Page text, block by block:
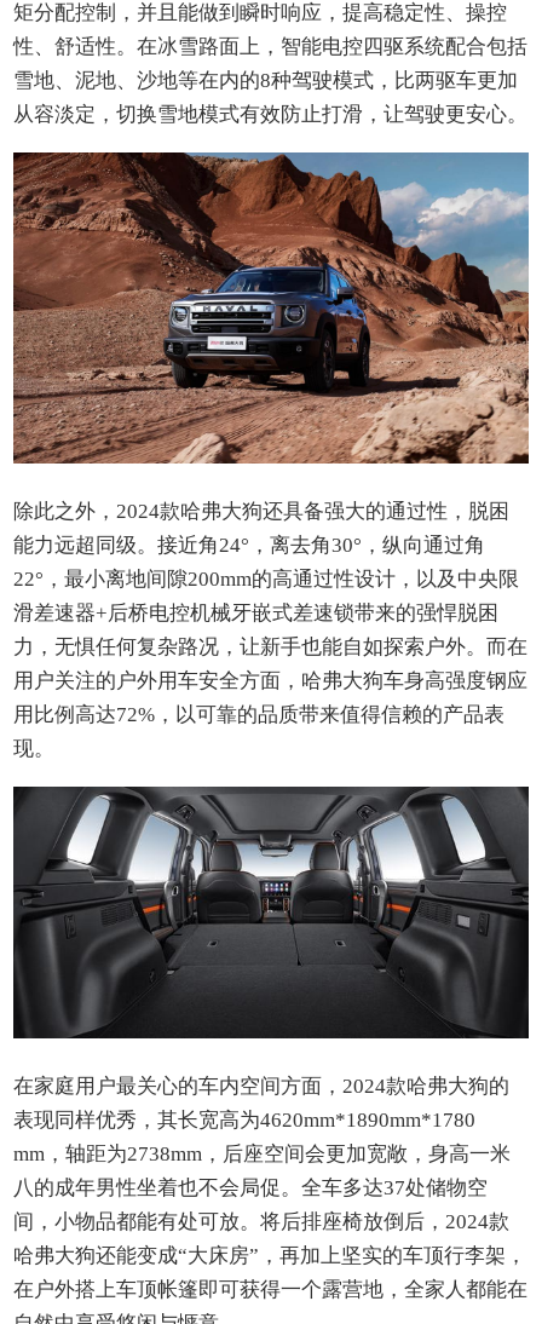
矩分配控制，并且能做到瞬时响应，提高稳定性、操控
性、舒适性。在冰雪路面上，智能电控四驱系统配合包括
雪地、泥地、沙地等在内的8种驾驶模式，比两驱车更加
从容淡定，切换雪地模式有效防止打滑，让驾驶更安心。
除此之外，2024款哈弗大狗还具备强大的通过性，脱困
能力远超同级。接近角24°，离去角30°，纵向通过角
22°，最小离地间隙200mm的高通过性设计，以及中央限
滑差速器+后桥电控机械牙嵌式差速锁带来的强悍脱困
力，无惧任何复杂路况，让新手也能自如探索户外。而在
用户关注的户外用车安全方面，哈弗大狗车身高强度钢应
用比例高达72%，以可靠的品质带来值得信赖的产品表
现。
在家庭用户最关心的车内空间方面，2024款哈弗大狗的
表现同样优秀，其长宽高为4620mm*1890mm*1780
mm，轴距为2738mm，后座空间会更加宽敞，身高一米
八的成年男性坐着也不会局促。全车多达37处储物空
间，小物品都能有处可放。将后排座椅放倒后，2024款
哈弗大狗还能变成“大床房”，再加上坚实的车顶行李架，
在户外搭上车顶帐篷即可获得一个露营地，全家人都能在